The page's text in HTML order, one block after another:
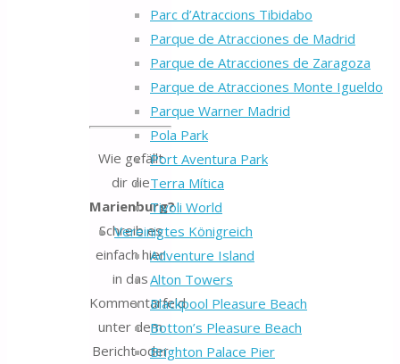
Parc d’Atraccions Tibidabo
Parque de Atracciones de Madrid
Parque de Atracciones de Zaragoza
Parque de Atracciones Monte Igueldo
Parque Warner Madrid
Pola Park
Port Aventura Park
Terra Mítica
Tivoli World
Vereinigtes Königreich
Adventure Island
Alton Towers
Blackpool Pleasure Beach
Botton’s Pleasure Beach
Brighton Palace Pier
Wie gefällt
dir die
Marienburg?
Schreib es
einfach hier
in das
Kommentarfeld
unter dem
Bericht oder